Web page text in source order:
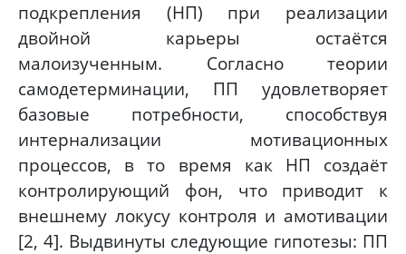
подкрепления (НП) при реализации
двойной карьеры остаётся
малоизученным. Согласно теории
самодетерминации, ПП удовлетворяет
базовые потребности, способствуя
интернализации мотивационных
процессов, в то время как НП создаёт
контролирующий фон, что приводит к
внешнему локусу контроля и амотивации
[2, 4]. Выдвинуты следующие гипотезы: ПП